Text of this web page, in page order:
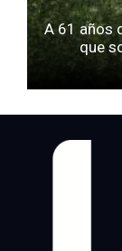
A 61 años
que